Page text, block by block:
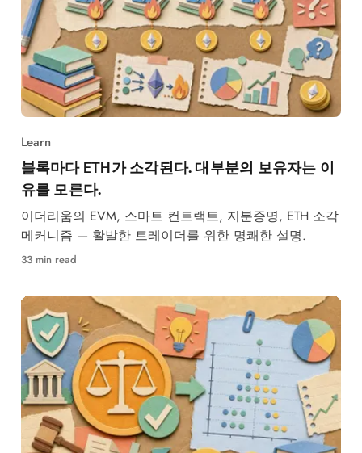
Learn
블록마다 ETH가 소각된다. 대부분의 보유자는 이
유를 모른다.
이더리움의 EVM, 스마트 컨트랙트, 지분증명, ETH 소각
메커니즘 — 활발한 트레이더를 위한 명쾌한 설명.
33 min read